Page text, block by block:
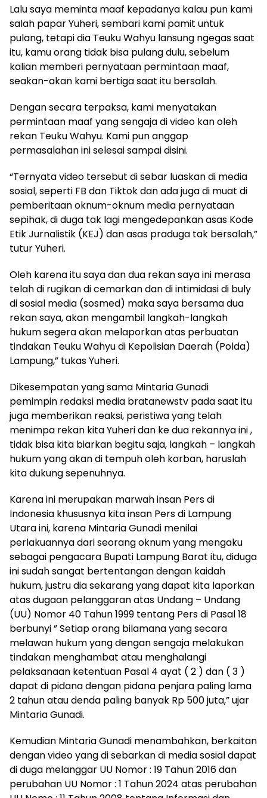
Lalu saya meminta maaf kepadanya kalau pun kami
salah papar Yuheri, sembari kami pamit untuk
pulang, tetapi dia Teuku Wahyu lansung ngegas saat
itu, kamu orang tidak bisa pulang dulu, sebelum
kalian memberi pernyataan permintaan maaf,
seakan-akan kami bertiga saat itu bersalah.
Dengan secara terpaksa, kami menyatakan
permintaan maaf yang sengaja di video kan oleh
rekan Teuku Wahyu. Kami pun anggap
permasalahan ini selesai sampai disini.
“Ternyata video tersebut di sebar luaskan di media
sosial, seperti FB dan Tiktok dan ada juga di muat di
pemberitaan oknum-oknum media pernyataan
sepihak, di duga tak lagi mengedepankan asas Kode
Etik Jurnalistik (KEJ) dan asas praduga tak bersalah,”
tutur Yuheri.
Oleh karena itu saya dan dua rekan saya ini merasa
telah di rugikan di cemarkan dan di intimidasi di buly
di sosial media (sosmed) maka saya bersama dua
rekan saya, akan mengambil langkah-langkah
hukum segera akan melaporkan atas perbuatan
tindakan Teuku Wahyu di Kepolisian Daerah (Polda)
Lampung,” tukas Yuheri.
Dikesempatan yang sama Mintaria Gunadi
pemimpin redaksi media bratanewstv pada saat itu
juga memberikan reaksi, peristiwa yang telah
menimpa rekan kita Yuheri dan ke dua rekannya ini ,
tidak bisa kita biarkan begitu saja, langkah – langkah
hukum yang akan di tempuh oleh korban, haruslah
kita dukung sepenuhnya.
Karena ini merupakan marwah insan Pers di
Indonesia khususnya kita insan Pers di Lampung
Utara ini, karena Mintaria Gunadi menilai
perlakuannya dari seorang oknum yang mengaku
sebagai pengacara Bupati Lampung Barat itu, diduga
ini sudah sangat bertentangan dengan kaidah
hukum, justru dia sekarang yang dapat kita laporkan
atas dugaan pelanggaran atas Undang – Undang
(UU) Nomor 40 Tahun 1999 tentang Pers di Pasal 18
berbunyi ” Setiap orang bilamana yang secara
melawan hukum yang dengan sengaja melakukan
tindakan menghambat atau menghalangi
pelaksanaan ketentuan Pasal 4 ayat ( 2 ) dan ( 3 )
dapat di pidana dengan pidana penjara paling lama
2 tahun atau denda paling banyak Rp 500 juta,” ujar
Mintaria Gunadi.
Kemudian Mintaria Gunadi menambahkan, berkaitan
dengan video yang di sebarkan di media sosial dapat
di duga melanggar UU Nomor : 19 Tahun 2016 dan
perubahan UU Nomor : 1 Tahun 2024 atas perubahan